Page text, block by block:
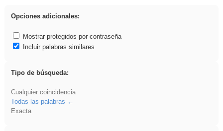
Opciones adicionales:
Mostrar protegidos por contraseña
Incluir palabras similares
Tipo de búsqueda:
Cualquier coincidencia
Todas las palabras
Exacta